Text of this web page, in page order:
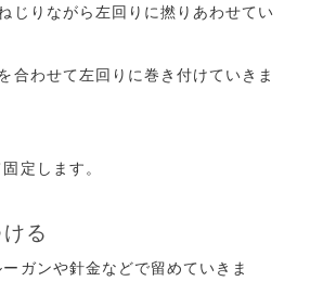
じりながら左回りに撚りあわせてい
合わせて左回りに巻き付けていきま
定します。
る
ガンや針金などで留めていきま